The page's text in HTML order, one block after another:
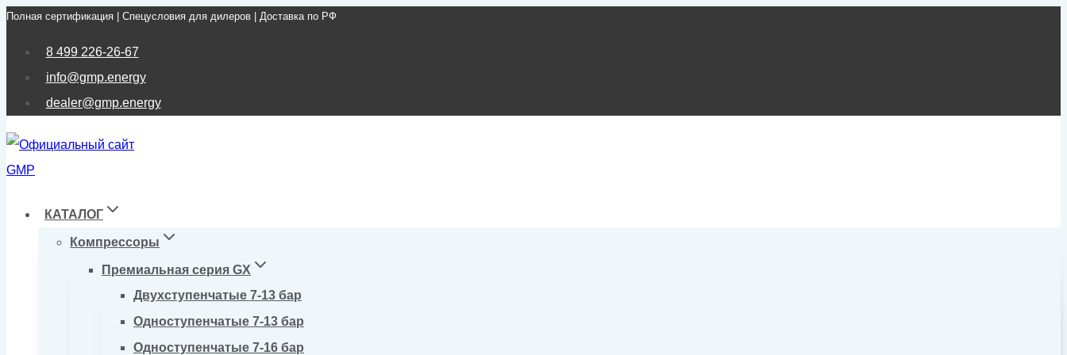
Перейти
Полная сертификация | Спецусловия для дилеров | Доставка по РФ
8 499 226-26-67
info@gmp.energy
dealer@gmp.energy
КАТАЛОГ
Компрессоры
Премиальная серия GX
Двухступенчатые 7-13 бар
Одноступенчатые 7-13 бар
Одноступенчатые 7-16 бар